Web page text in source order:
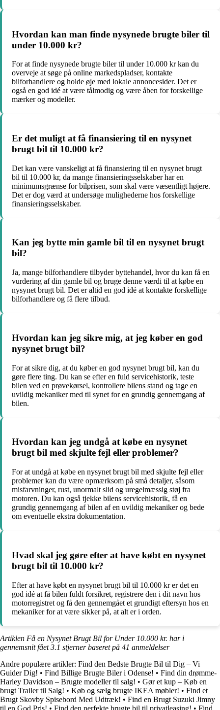
Hvordan kan man finde nysynede brugte biler til
under 10.000 kr?
For at finde nysynede brugte biler til under 10.000 kr kan du
overveje at søge på online markedspladser, kontakte
bilforhandlere og holde øje med lokale annoncesider. Det er
også en god idé at være tålmodig og være åben for forskellige
mærker og modeller.
Er det muligt at få finansiering til en nysynet
brugt bil til 10.000 kr?
Det kan være vanskeligt at få finansiering til en nysynet brugt
bil til 10.000 kr, da mange finansieringsselskaber har en
minimumsgrænse for bilprisen, som skal være væsentligt højere.
Det er dog værd at undersøge mulighederne hos forskellige
finansieringsselskaber.
Kan jeg bytte min gamle bil til en nysynet brugt
bil?
Ja, mange bilforhandlere tilbyder byttehandel, hvor du kan få en
vurdering af din gamle bil og bruge denne værdi til at købe en
nysynet brugt bil. Det er altid en god idé at kontakte forskellige
bilforhandlere og få flere tilbud.
Hvordan kan jeg sikre mig, at jeg køber en god
nysynet brugt bil?
For at sikre dig, at du køber en god nysynet brugt bil, kan du
gøre flere ting. Du kan se efter en fuld servicehistorik, teste
bilen ved en prøvekørsel, kontrollere bilens stand og tage en
uvildig mekaniker med til synet for en grundig gennemgang af
bilen.
Hvordan kan jeg undgå at købe en nysynet
brugt bil med skjulte fejl eller problemer?
For at undgå at købe en nysynet brugt bil med skjulte fejl eller
problemer kan du være opmærksom på små detaljer, såsom
misfarvninger, rust, unormalt slid og uregelmæssig støj fra
motoren. Du kan også tjekke bilens servicehistorik, få en
grundig gennemgang af bilen af en uvildig mekaniker og bede
om eventuelle ekstra dokumentation.
Hvad skal jeg gøre efter at have købt en nysynet
brugt bil til 10.000 kr?
Efter at have købt en nysynet brugt bil til 10.000 kr er det en
god idé at få bilen fuldt forsikret, registrere den i dit navn hos
motorregistret og få den gennemgået et grundigt eftersyn hos en
mekaniker for at være sikker på, at alt er i orden.
Artiklen Få en Nysynet Brugt Bil for Under 10.000 kr. har i
gennemsnit fået3.1 stjerner baseret på 41 anmeldelser
Andre populære artikler: Find den Bedste Brugte Bil til Dig – Vi
Guider Dig! • Find Billige Brugte Biler i Odense! • Find din drømme-
Harley Davidson – Brugte modeller til salg! • Gør et kup – Køb en
brugt Trailer til Salg! • Køb og sælg brugte IKEA møbler! • Find et
Brugt Skovby Spisebord Med Udtræk! • Find en Brugt Suzuki Jimny
til en God Pris! • Find den perfekte brugte bil til privatleasing! • Find